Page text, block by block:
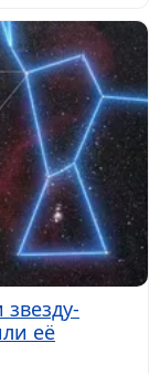
её